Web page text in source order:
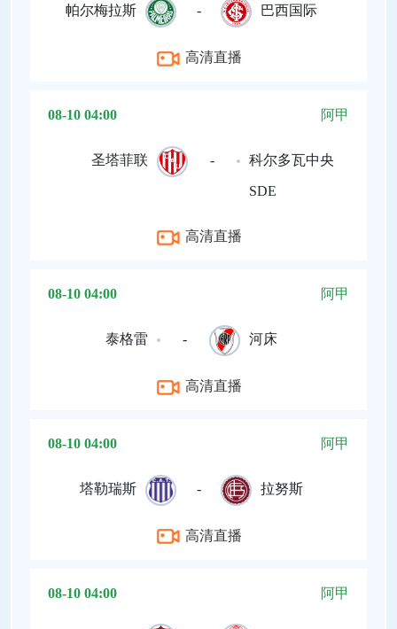
帕尔梅拉斯 - 巴西国际
高清直播
08-10 04:00 阿甲
圣塔菲联 - 科尔多瓦中央
SDE
高清直播
08-10 04:00 阿甲
泰格雷 - 河床
高清直播
08-10 04:00 阿甲
塔勒瑞斯 - 拉努斯
高清直播
08-10 04:00 阿甲